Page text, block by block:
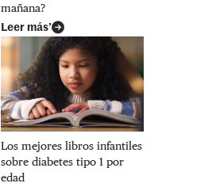
mañana?
Leer más’
Los mejores libros infantiles
sobre diabetes tipo 1 por
edad